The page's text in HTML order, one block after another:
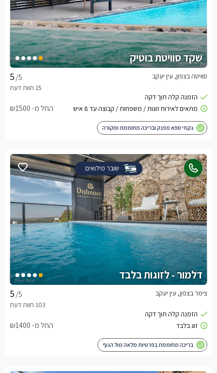
שקד סוויטת בוטיק
/5 סוויטה בצפון, עין יעקב
החל מ- ₪1500
גקוזי ספא מפנק ובריכה מחוממת ומקורה
שובר מילואים
דלמור - לזוגות בלבד
/5 צימר בצפון, עין יעקב
החל מ- ₪1400
בריכה מחוממת בפרטיות מלאה מול הנוף